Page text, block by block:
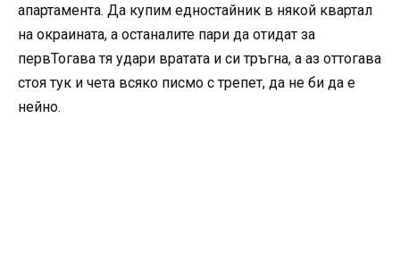
апартамента. Да купим едностайник в някой квартал
на окраината, а останалите пари да отидат за
первТогава тя удари вратата и си тръгна, а аз оттогава
стоя тук и чета всяко писмо с трепет, да не би да е
нейно.